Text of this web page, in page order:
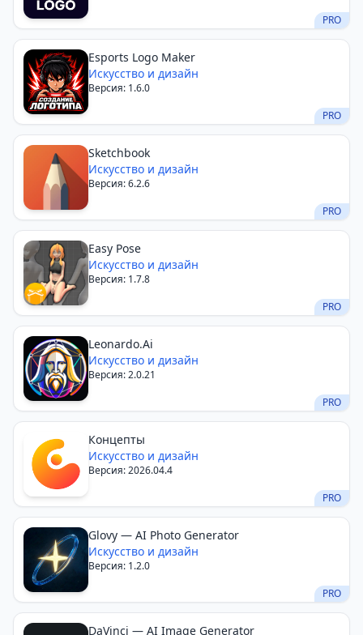
PRO
Esports Logo Maker
Искусство и дизайн
Версия: 1.6.0
PRO
Sketchbook
Искусство и дизайн
Версия: 6.2.6
PRO
Easy Pose
Искусство и дизайн
Версия: 1.7.8
PRO
Leonardo.Ai
Искусство и дизайн
Версия: 2.0.21
PRO
Концепты
Искусство и дизайн
Версия: 2026.04.4
PRO
Glovy — AI Photo Generator
Искусство и дизайн
Версия: 1.2.0
PRO
DaVinci — AI Image Generator